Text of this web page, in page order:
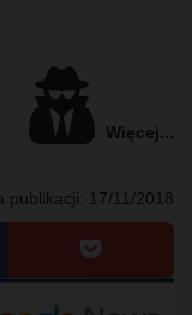
Więcej...
publikacji: 17/11/2018